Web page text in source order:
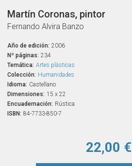
Martín Coronas, pintor
Fernando Alvira Banzo
Año de edición: 2006
Nº páginas: 234
Temática: Artes plásticas
Colección: Humanidades
Idioma: Castellano
Dimensiones: 15 x 22
Encuadernación: Rústica
ISBN: 84-7733-850-7
22,00 €